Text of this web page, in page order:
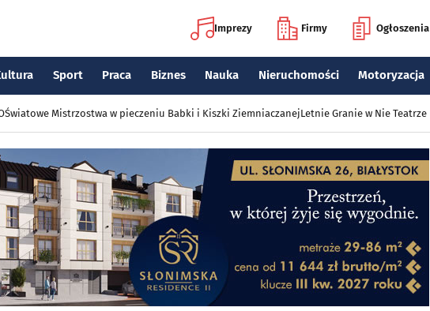
Imprezy Firmy Ogłoszenia
Sport Praca Biznes Nauka Nieruchomości Motoryzacja
Światowe Mistrzostwa w pieczeniu Babki i Kiszki ZiemniaczanejLetnie Granie w Nie Teatrze